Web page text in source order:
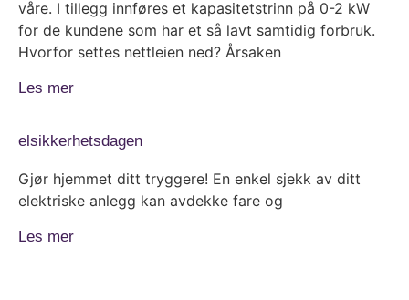
våre. I tillegg innføres et kapasitetstrinn på 0-2 kW
for de kundene som har et så lavt samtidig forbruk.
Hvorfor settes nettleien ned? Årsaken
Les mer
elsikkerhetsdagen
Gjør hjemmet ditt tryggere! En enkel sjekk av ditt
elektriske anlegg kan avdekke fare og
Les mer